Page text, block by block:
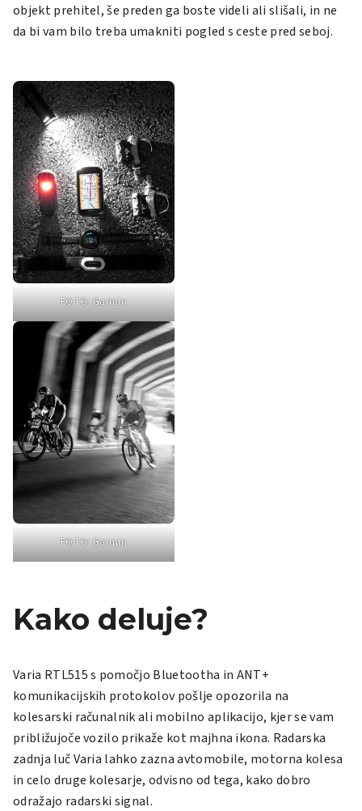
objekt prehitel, še preden ga boste videli ali slišali, in ne
da bi vam bilo treba umakniti pogled s ceste pred seboj.
FOTO: Garmin
FOTO: Garmin
Kako deluje?
Varia RTL515s pomočjo Bluetootha in ANT+
komunikacijskih protokolov pošlje opozorila na
kolesarski računalnik ali mobilno aplikacijo, kjer se vam
približujoče vozilo prikaže kot majhna ikona. Radarska
zadnja luč Varia lahko zazna avtomobile, motorna kolesa
in celo druge kolesarje, odvisno od tega, kako dobro
odražajo radarski signal.